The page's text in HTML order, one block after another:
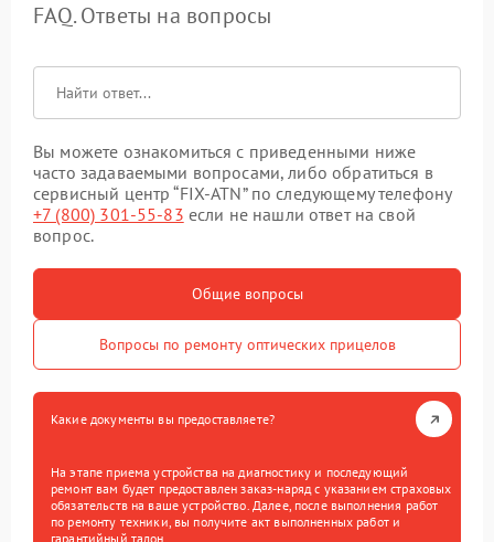
FAQ. Ответы на вопросы
Вы можете ознакомиться с приведенными ниже
часто задаваемыми вопросами, либо обратиться в
сервисный центр “FIX-ATN” по следующему телефону
+7 (800) 301-55-83 если не нашли ответ на свой
вопрос.
Общие вопросы
Вопросы по ремонту оптических прицелов
Какие документы вы предоставляете?
На этапе приема устройства на диагностику и последующий
ремонт вам будет предоставлен заказ-наряд с указанием страховых
обязательств на ваше устройство. Далее, после выполнения работ
по ремонту техники, вы получите акт выполненных работ и
гарантийный талон.